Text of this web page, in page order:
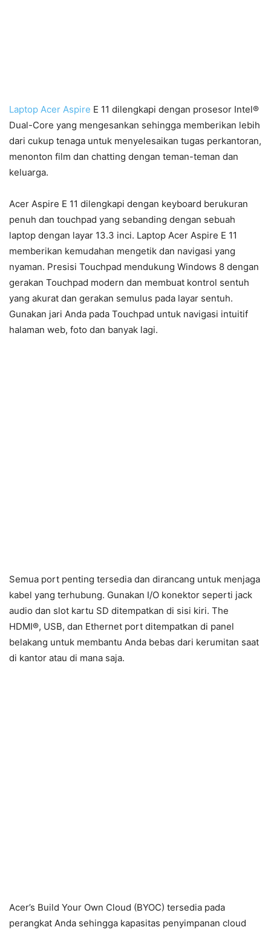
Laptop Acer Aspire E 11 dilengkapi dengan prosesor Intel®
Dual-Core yang mengesankan sehingga memberikan lebih
dari cukup tenaga untuk menyelesaikan tugas perkantoran,
menonton film dan chatting dengan teman-teman dan
keluarga.
Acer Aspire E 11 dilengkapi dengan keyboard berukuran
penuh dan touchpad yang sebanding dengan sebuah
laptop dengan layar 13.3 inci. Laptop Acer Aspire E 11
memberikan kemudahan mengetik dan navigasi yang
nyaman. Presisi Touchpad mendukung Windows 8 dengan
gerakan Touchpad modern dan membuat kontrol sentuh
yang akurat dan gerakan semulus pada layar sentuh.
Gunakan jari Anda pada Touchpad untuk navigasi intuitif
halaman web, foto dan banyak lagi.
Semua port penting tersedia dan dirancang untuk menjaga
kabel yang terhubung. Gunakan I/O konektor seperti jack
audio dan slot kartu SD ditempatkan di sisi kiri. The
HDMI®, USB, dan Ethernet port ditempatkan di panel
belakang untuk membantu Anda bebas dari kerumitan saat
di kantor atau di mana saja.
Acer’s Build Your Own Cloud (BYOC) tersedia pada
perangkat Anda sehingga kapasitas penyimpanan cloud